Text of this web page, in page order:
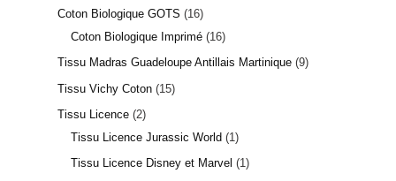
Coton Biologique GOTS
16
Coton Biologique Imprimé 16
Tissu Madras Guadeloupe Antillais Martinique 9
Tissu Vichy Coton 15
Tissu Licence 2
Tissu Licence Jurassic World
1
Tissu Licence Disney et Marvel
1